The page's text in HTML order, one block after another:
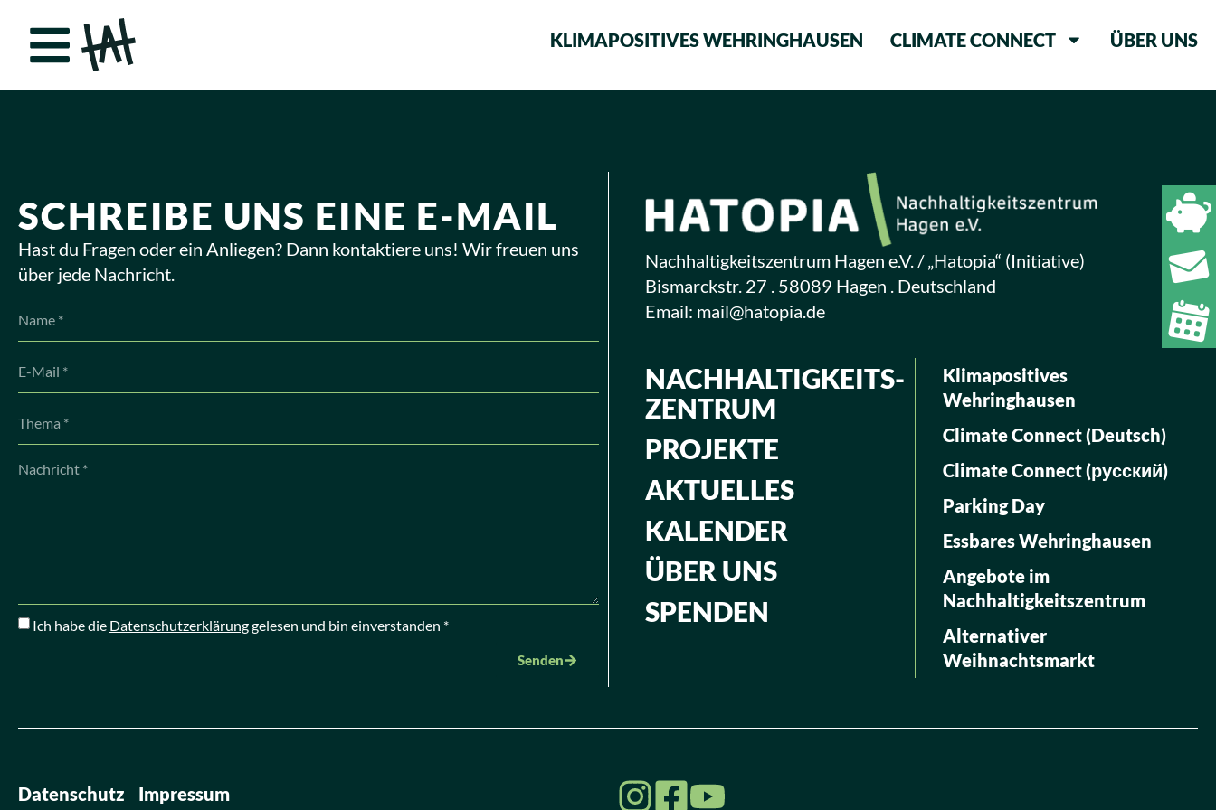
KLIMAPOSITIVES WEHRINGHAUSEN CLIMATE CONNECT ÜBER UNS
SCHREIBE UNS EINE E-MAIL
Hast du Fragen oder ein Anliegen? Dann kontaktiere uns! Wir freuen uns
über jede Nachricht.
Ich habe die Datenschutzerklärunggelesen und bin einverstanden *
Senden
Nachhaltigkeitszentrum Hagen e.V. / „Hatopia“ (Initiative)
Bismarckstr. 27 . 58089 Hagen . Deutschland
Email: mail@hatopia.de
NACHHALTIG­KEITS­
ZENTRUM
PROJEKTE
AKTUELLES
KALENDER
ÜBER UNS
SPENDEN
Klimapositives
Wehringhausen
Climate Connect (Deutsch)
Climate Connect (русский)
Parking Day
Essbares Wehringhausen
Angebote im
Nachhaltigkeitszentrum
Alternativer
Weihnachtsmarkt
Datenschutz Impressum